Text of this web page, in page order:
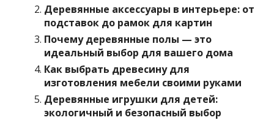
Деревянные аксессуары в интерьере: от
подставок до рамок для картин
Почему деревянные полы — это
идеальный выбор для вашего дома
Как выбрать древесину для
изготовления мебели своими руками
Деревянные игрушки для детей:
экологичный и безопасный выбор